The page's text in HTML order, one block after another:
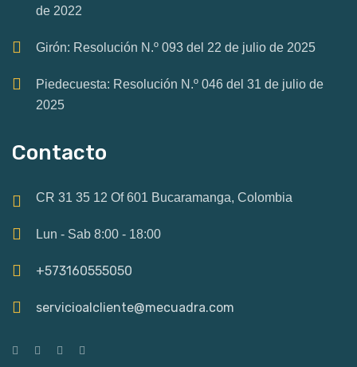
de 2022
Girón: Resolución N.º 093 del 22 de julio de 2025
Piedecuesta: Resolución N.º 046 del 31 de julio de
2025
Contacto
CR 31 35 12 Of 601 Bucaramanga, Colombia
Lun - Sab 8:00 - 18:00
+573160555050
servicioalcliente@mecuadra.com